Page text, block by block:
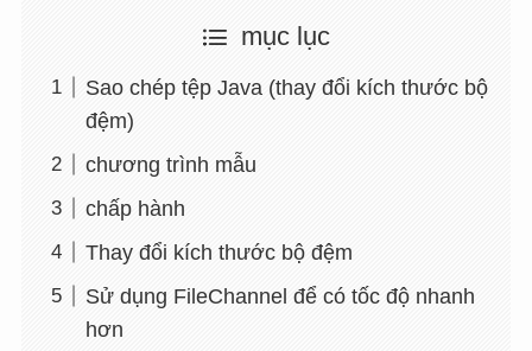
mục lục
Sao chép tệp Java (thay đổi kích thước bộ
đệm)
chương trình mẫu
chấp hành
Thay đổi kích thước bộ đệm
Sử dụng FileChannel để có tốc độ nhanh
hơn